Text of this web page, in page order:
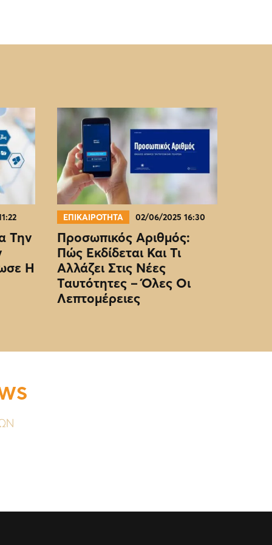
Την
Η
ΕΠΙΚΑΙΡΟΤΗΤΑ 02/06/2025 16:30
Προσωπικός Αριθμός:
Πώς Εκδίδεται Και Τι
Αλλάζει Στις Νέες
Ταυτότητες – Όλες Οι
Λεπτομέρειες